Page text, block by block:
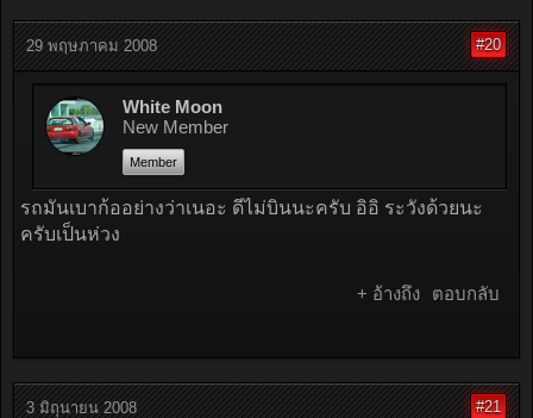
29 พฤษภาคม 2008 #20
White Moon
New Member
Member
รถมันเบาก้ออย่างว่าเนอะ ดีไม่บินนะครับ อิอิ ระวังด้วยนะ
ครับเป็นห่วง
+ อ้างถึง ตอบกลับ
3 มิถุนายน 2008 #21